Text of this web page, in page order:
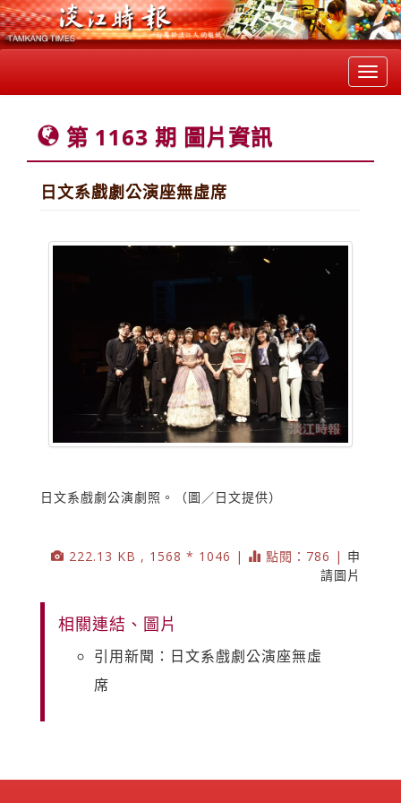
第 1163 期 圖片資訊
日文系戲劇公演座無虛席
日文系戲劇公演劇照。（圖／日文提供）
222.13 KB , 1568 * 1046 | 點閱：786 | 申
請圖片
相關連結、圖片
引用新聞：日文系戲劇公演座無虛
席